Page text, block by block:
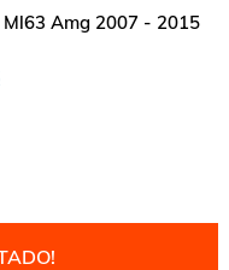
Ml63 Amg 2007 - 2015